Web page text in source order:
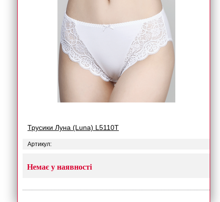
Трусики Луна (Luna) L5110T
Артикул:
Немає у наявності